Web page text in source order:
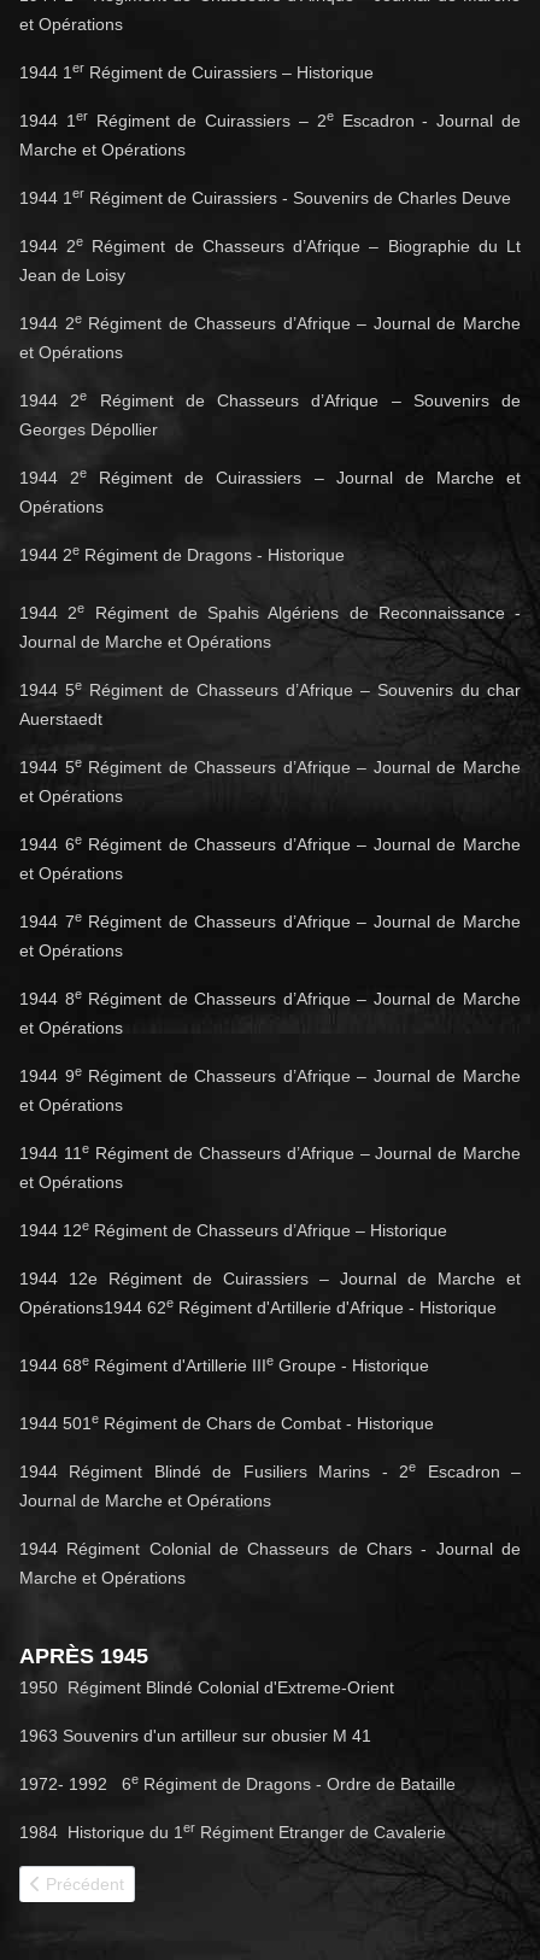
et Opérations
1944 1 er Régiment de Cuirassiers – Historique
1944 1 erRégiment de Cuirassiers – 2eEscadron - Journal de
Marche et Opérations
1944 1 er Régiment de Cuirassiers - Souvenirs de Charles Deuve
1944 2e
Régiment de Chasseurs d’Afrique – Biographie du Lt
Jean de Loisy
1944 2eRégiment de Chasseurs d’Afrique – Journal de Marche
et Opérations
1944 2e
Régiment de Chasseurs d’Afrique – Souvenirs de
Georges Dépollier
1944 2e
Régiment de Cuirassiers – Journal de Marche et
Opérations
1944 2e Régiment de Dragons - Historique
1944 2e
Régiment de Spahis Algériens de Reconnaissance -
Journal de Marche et Opérations
1944 5e Régiment de Chasseurs d’Afrique – Souvenirs du char
Auerstaedt
1944 5eRégiment de Chasseurs d’Afrique – Journal de Marche
et Opérations
1944 6eRégiment de Chasseurs d’Afrique – Journal de Marche
et Opérations
1944 7eRégiment de Chasseurs d’Afrique – Journal de Marche
et Opérations
1944 8eRégiment de Chasseurs d’Afrique – Journal de Marche
et Opérations
1944 9eRégiment de Chasseurs d’Afrique – Journal de Marche
et Opérations
1944 11 eRégiment de Chasseurs d’Afrique – Journal de Marche
et Opérations
1944 12e Régiment de Chasseurs d’Afrique – Historique
1944 12e Régiment de Cuirassiers – Journal de Marche et
Opérations1944 62e Régiment d'Artillerie d'Afrique - Historique
1944 68e Régiment d'Artillerie IIIe Groupe - Historique
1944 501 e Régiment de Chars de Combat - Historique
1944 Régiment Blindé de Fusiliers Marins - 2e
Escadron –
Journal de Marche et Opérations
1944 Régiment Colonial de Chasseurs de Chars - Journal de
Marche et Opérations
APRÈS 1945
1950 Régiment Blindé Colonial d'Extreme-Orient
1963 Souvenirs d'un artilleur sur obusier M 41
1972- 1992 6e Régiment de Dragons - Ordre de Bataille
1984 Historique du 1 er Régiment Etranger de Cavalerie
Article précédent : Liens-utiles
Précédent